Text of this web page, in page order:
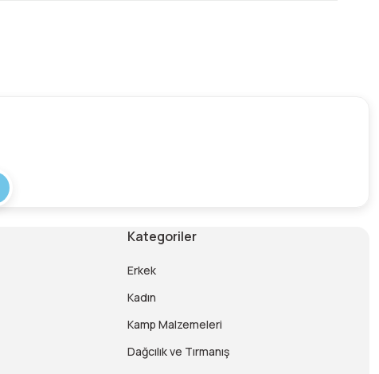
Kategoriler
Erkek
Kadın
Kamp Malzemeleri
Dağcılık ve Tırmanış